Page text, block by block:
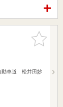
お気に入
りに追加
動車道 松井田妙